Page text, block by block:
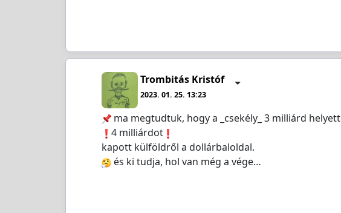
Trombitás Kristóf
2023. 01. 25. 13:23
ma megtudtuk, hogy a _csekély_ 3 milliárd helyett
️4 milliárdot
kapott külföldről a dollárbaloldal.
és ki tudja, hol van még a vége…